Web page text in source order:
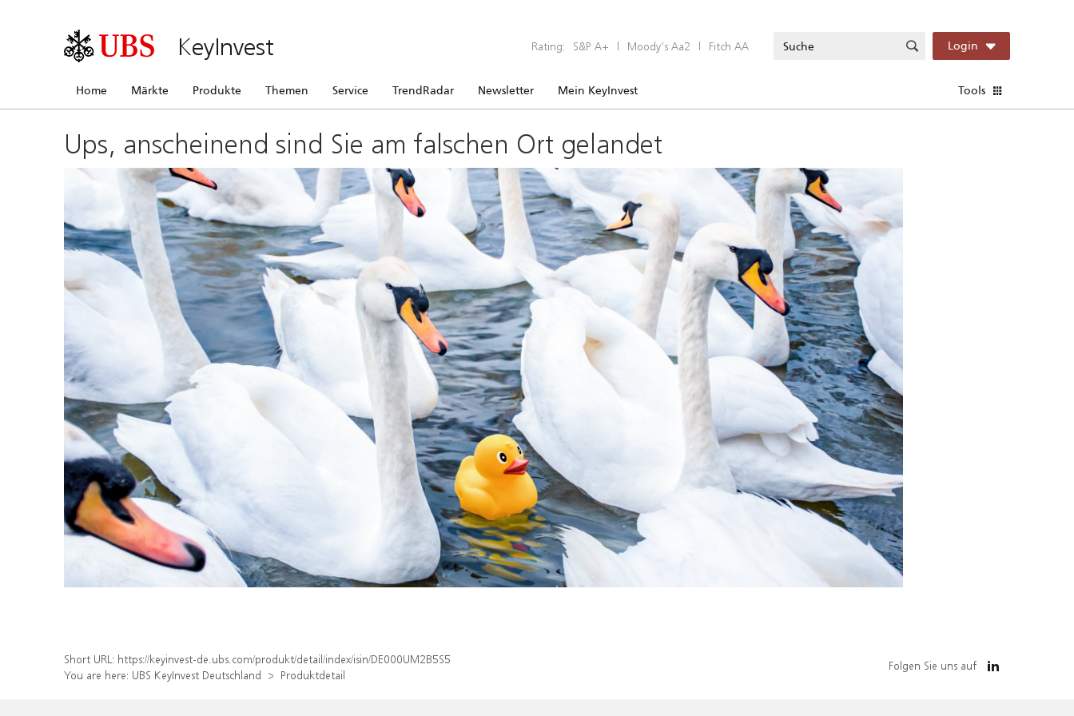
KeyInvest Rating: S&P A+ | Moody’s Aa2 | Fitch AA Login
Home Märkte Produkte Themen Service TrendRadar Newsletter Mein KeyInvest Tools
Ups, anscheinend sind Sie am falschen Ort gelandet
Short URL: https://keyinvest-de.ubs.com/produkt/detail/index/isin/DE000UM2B5S5
You are here: UBS KeyInvest Deutschland Produktdetail
Folgen Sie uns auf